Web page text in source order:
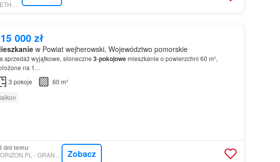
GETHOME
000 zł
w Powiat wejherowski, Województwo pomorskie
sprzedaż wyjątkowe, słoneczne 3-pokojowemieszkanie o powierzchni 60 m²,
na 1…
3 pokoje
60 m²
dni temu
MORIZON.PL - GRAND ESTATES Zobacz